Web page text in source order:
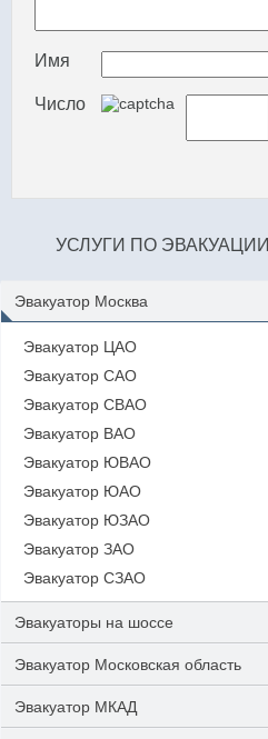
Имя
Число
УСЛУГИ ПО ЭВАКУАЦИИ
Эвакуатор Москва
Эвакуатор ЦАО
Эвакуатор САО
Эвакуатор СВАО
Эвакуатор ВАО
Эвакуатор ЮВАО
Эвакуатор ЮАО
Эвакуатор ЮЗАО
Эвакуатор ЗАО
Эвакуатор СЗАО
Эвакуаторы на шоссе
Эвакуатор Московская область
Эвакуатор МКАД